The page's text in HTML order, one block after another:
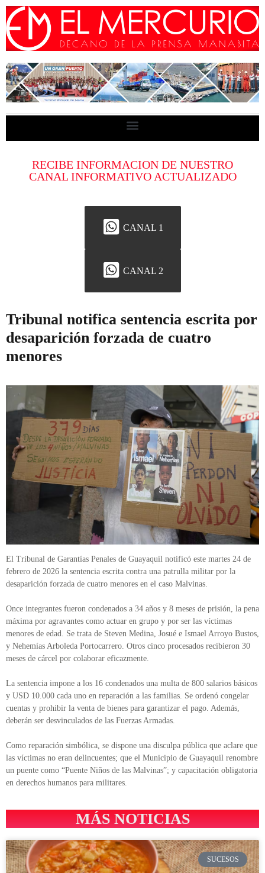
RECIBE INFORMACION DE NUESTRO
CANAL INFORMATIVO ACTUALIZADO
CANAL 1
CANAL 2
Tribunal notifica sentencia escrita por
desaparición forzada de cuatro
menores
El Tribunal de Garantías Penales de Guayaquil notificó este martes 24 de
febrero de 2026 la sentencia escrita contra una patrulla militar por la
desaparición forzada de cuatro menores en el caso Malvinas.
Once integrantes fueron condenados a 34 años y 8 meses de prisión, la pena
máxima por agravantes como actuar en grupo y por ser las víctimas
menores de edad. Se trata de Steven Medina, Josué e Ismael Arroyo Bustos,
y Nehemías Arboleda Portocarrero. Otros cinco procesados recibieron 30
meses de cárcel por colaborar eficazmente.
La sentencia impone a los 16 condenados una multa de 800 salarios básicos
y USD 10.000 cada uno en reparación a las familias. Se ordenó congelar
cuentas y prohibir la venta de bienes para garantizar el pago. Además,
deberán ser desvinculados de las Fuerzas Armadas.
Como reparación simbólica, se dispone una disculpa pública que aclare que
las víctimas no eran delincuentes; que el Municipio de Guayaquil renombre
un puente como “Puente Niños de las Malvinas”; y capacitación obligatoria
en derechos humanos para militares.
MÁS NOTICIAS
SUCESOS